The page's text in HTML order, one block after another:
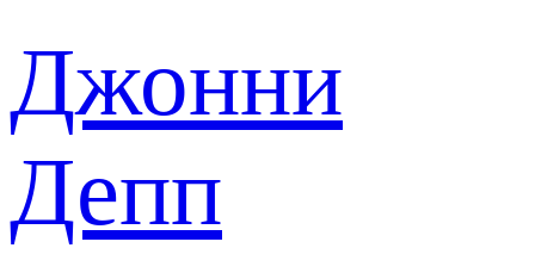
Джонни
Депп